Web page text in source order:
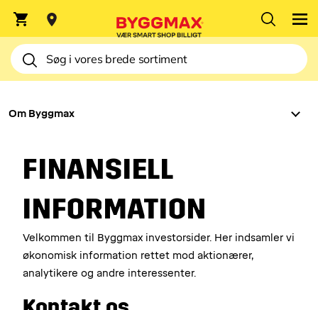
Indtast postnummer
OM BYGGMAX
Om Byggmax
FINANSIELL
INFORMATION
Velkommen til Byggmax investorsider. Her indsamler vi
økonomisk information rettet mod aktionærer,
analytikere og andre interessenter.